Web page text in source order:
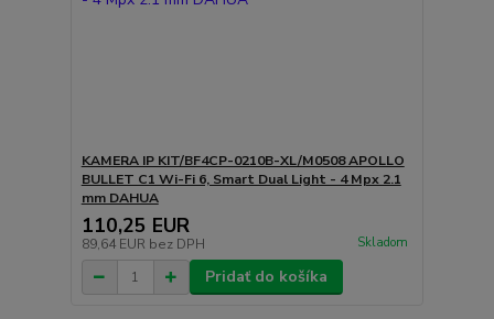
KAMERA IP KIT/BF4CP-0210B-XL/M0508 APOLLO
BULLET C1 Wi-Fi 6, Smart Dual Light - 4 Mpx 2.1
mm DAHUA
110,25 EUR
89,64 EUR bez DPH Skladom
Pridať do košíka